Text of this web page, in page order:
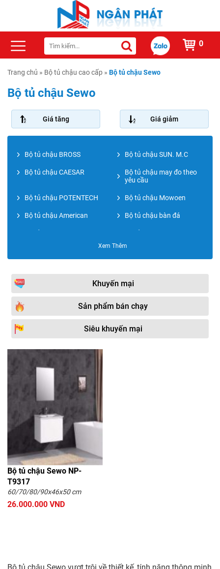
0
Trang chủ » Bộ tủ chậu cao cấp » Bộ tủ chậu Sewo
Bộ tủ chậu Sewo
Giá tăng Giá giảm
Bộ tủ chậu BROSS Bộ tủ chậu SUN. M.C
Bộ tủ chậu CAESAR
Bộ tủ chậu may đo theo
yêu cầu
Bộ tủ chậu POTENTECH Bộ tủ chậu Mowoen
Bộ tủ chậu American Bộ tủ chậu bàn đá
Bộ tủ chậu PVC cao cấp
NP
Bộ tủ chậu bằng nhựa
Bộ tủ chậu Plywood
Bộ tủ chậu KOHLER
Bộ tủ chậu Govern
Bộ tủ chậu Samwon
Bộ tủ chậu Viglacera
Bộ tủ chậu Supor
Bộ tủ chậu Cappella
Bộ tủ chậu Saizhou
Xem Thêm
Khuyến mại
Sản phẩm bán chạy
Siêu khuyến mại
Bộ tủ chậu Sewo NP-
T9317
60/70/80/90x46x50 cm
26.000.000 VND